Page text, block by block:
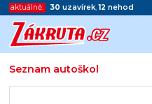
aktuálně: 30 uzavírek,12 nehod
Seznam autoškol
Začátek reklamy